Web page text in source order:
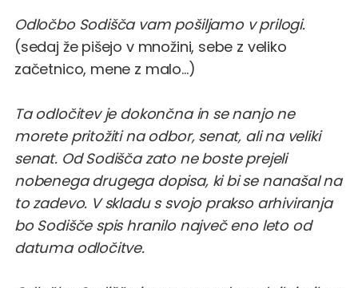
Odločbo Sodišča vam pošiljamo v prilogi.
(sedaj že pišejo v množini, sebe z veliko
začetnico, mene z malo...)
Ta odločitev je dokončna in se nanjo ne
morete pritožiti na odbor, senat, ali na veliki
senat. Od Sodišča zato ne boste prejeli
nobenega drugega dopisa, ki bi se nanašal na
to zadevo. V skladu s svojo prakso arhiviranja
bo Sodišče spis hranilo največ eno leto od
datuma odločitve.